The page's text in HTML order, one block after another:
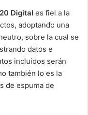
Digital es fiel a la
adoptando una
sobre la cual se
datos e
incluidos serán
también lo es la
de espuma de